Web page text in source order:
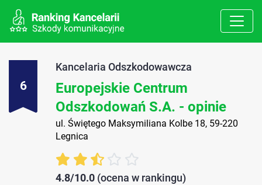
6
Kancelaria Odszkodowawcza
Europejskie Centrum
Odszkodowań S.A. - opinie
ul. Świętego Maksymiliana Kolbe 18, 59-220
Legnica
4.8/10.0 (ocena w rankingu)